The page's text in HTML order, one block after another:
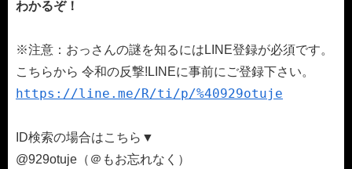
わかるぞ！
※注意：おっさんの謎を知るにはLINE登録が必須です。
こちらから 令和の反撃!LINEに事前にご登録下さい。
https://line.me/R/ti/p/%40929otuje
ID検索の場合はこちら▼
@929otuje（＠もお忘れなく）